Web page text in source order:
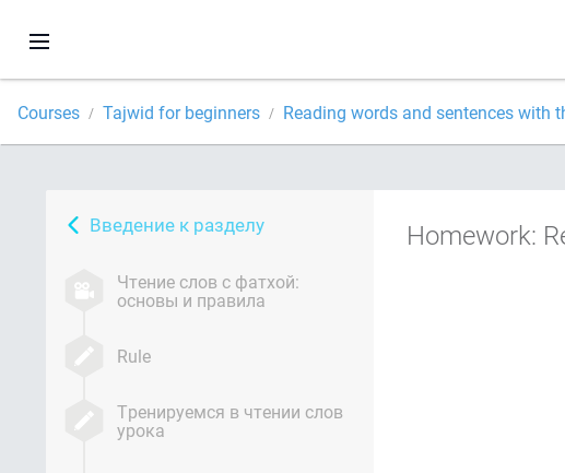
Courses Tajwid for beginners Reading words and sentences with
Введение к разделу
Чтение слов с фатхой:
основы и правила
Rule
Тренируемся в чтении слов
урока
Homework: